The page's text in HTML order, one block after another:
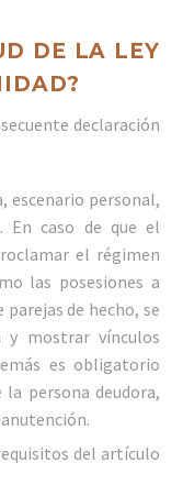
DE LA LEY
declaración
escenario personal,
En caso de que el
el régimen
las posesiones a
parejas de hecho, se
y mostrar vínculos
es obligatorio
persona deudora,
del artículo